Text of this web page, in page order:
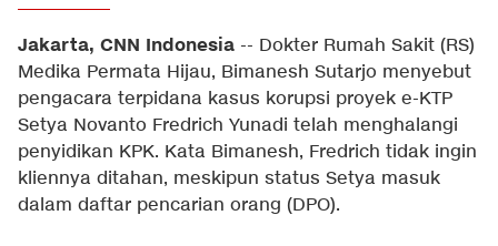
Jakarta, CNN Indonesia -- Dokter Rumah Sakit (RS)
Medika Permata Hijau, Bimanesh Sutarjo menyebut
pengacara terpidana kasus korupsi proyek e-KTP
Setya Novanto Fredrich Yunadi telah menghalangi
penyidikan KPK. Kata Bimanesh, Fredrich tidak ingin
kliennya ditahan, meskipun status Setya masuk
dalam daftar pencarian orang (DPO).